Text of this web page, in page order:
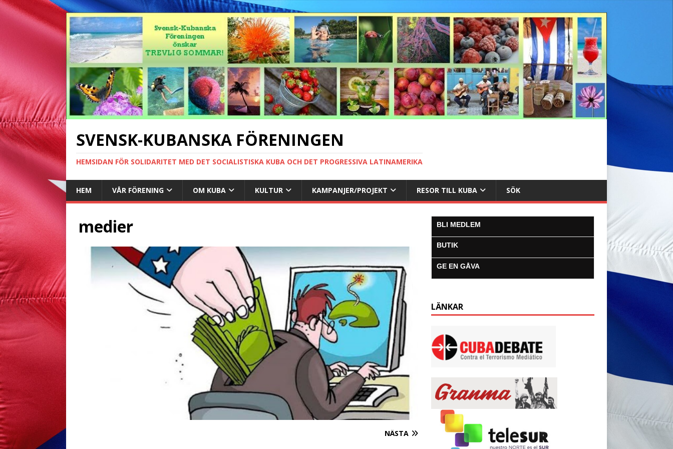
SVENSK-KUBANSKA FÖRENINGEN
HEMSIDAN FÖR SOLIDARITET MED DET SOCIALISTISKA KUBA OCH DET PROGRESSIVA LATINAMERIKA
HEM VÅR FÖRENING OM KUBA KULTUR KAMPANJER/PROJEKT RESOR TILL KUBA SÖK
medier
NÄSTA
BLI MEDLEM
BUTIK
GE EN GÅVA
LÄNKAR